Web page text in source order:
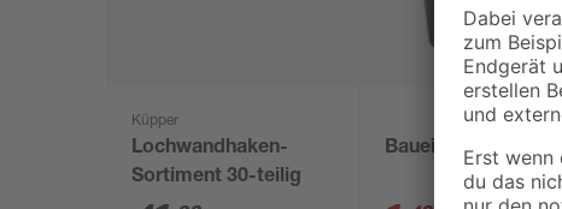
Küpper
Lochwandhaken-
Sortiment 30-teilig
Baueimer 12 l